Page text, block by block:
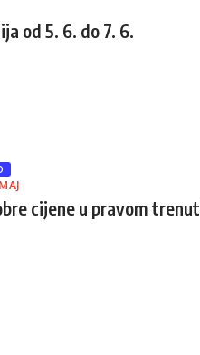
od 5. 6. do 7. 6.
cijene u pravom